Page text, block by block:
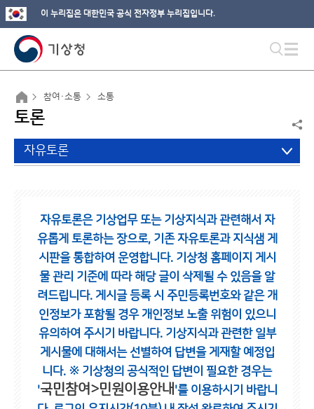
이 누리집은 대한민국 공식 전자정부 누리집입니다.
참여·소통 소통
토론
자유토론
자유토론은 기상업무 또는 기상지식과 관련해서 자
유롭게 토론하는 장으로, 기존 자유토론과 지식샘 게
시판을 통합하여 운영합니다. 기상청 홈페이지 게시
물 관리 기준에 따라 해당 글이 삭제될 수 있음을 알
려드립니다. 게시글 등록 시 주민등록번호와 같은 개
인정보가 포함될 경우 개인정보 노출 위험이 있으니
유의하여 주시기 바랍니다. 기상지식과 관련한 일부
게시물에 대해서는 선별하여 답변을 게재할 예정입
니다. ※ 기상청의 공식적인 답변이 필요한 경우는
'국민참여>민원이용안내 '를 이용하시기 바랍니